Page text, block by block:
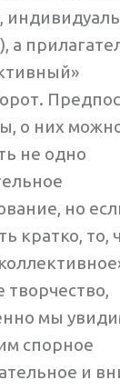
а
о них
не одно
но
кратко, то,
творчество,
мы
спорное
и